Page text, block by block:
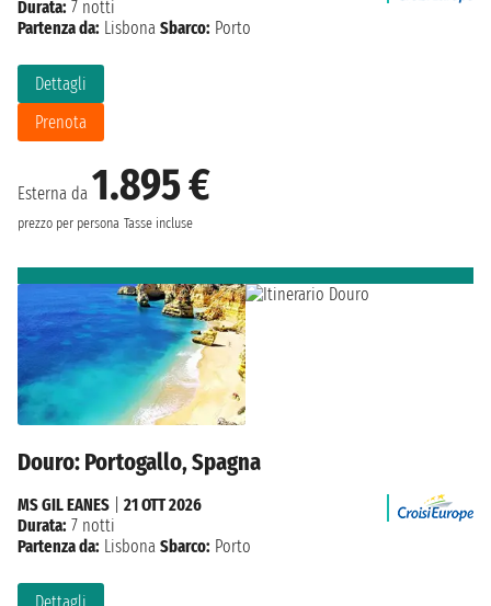
Esterna da 1.895 €
prezzo per persona Tasse incluse
Dettagli
Prenota
Durata: 7 notti
Partenza da: Lisbona Sbarco: Porto
Douro: Portogallo, Spagna
MS GIL EANES
21 OTT 2026
Durata: 7 notti
Partenza da: Lisbona Sbarco: Porto